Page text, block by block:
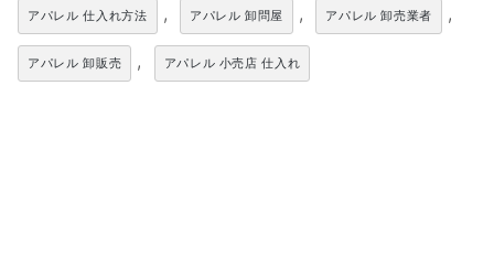
アパレル 仕入れ方法 , アパレル 卸問屋 , アパレル 卸売業者 ,
アパレル 卸販売 , アパレル 小売店 仕入れ